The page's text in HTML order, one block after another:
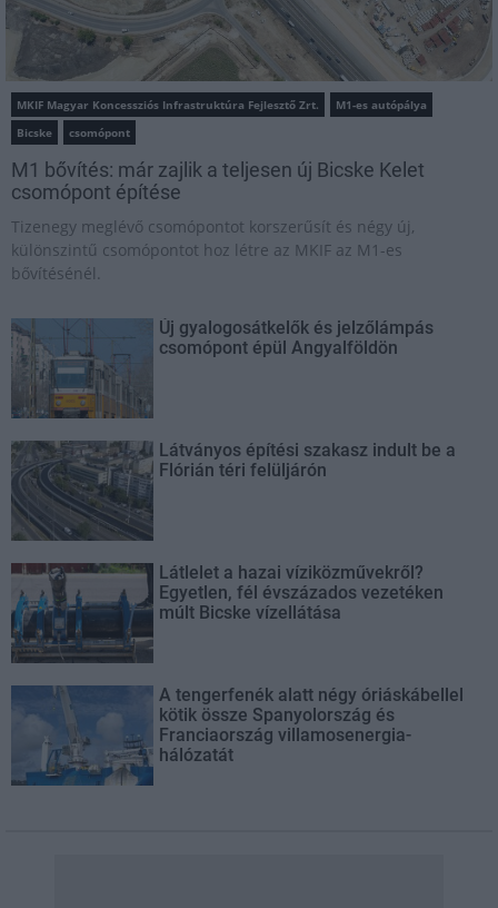
MKIF Magyar Koncessziós Infrastruktúra Fejlesztő Zrt.
M1-es autópálya
Bicske
csomópont
M1 bővítés: már zajlik a teljesen új Bicske Kelet
csomópont építése
Tizenegy meglévő csomópontot korszerűsít és négy új,
különszintű csomópontot hoz létre az MKIF az M1-es
bővítésénél.
Új gyalogosátkelők és jelzőlámpás
csomópont épül Angyalföldön
Látványos építési szakasz indult be a
Flórián téri felüljárón
Látlelet a hazai víziközművekről?
Egyetlen, fél évszázados vezetéken
múlt Bicske vízellátása
A tengerfenék alatt négy óriáskábellel
kötik össze Spanyolország és
Franciaország villamosenergia-
hálózatát